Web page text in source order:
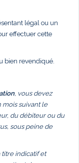
légal ou un
effectuer cette
bien revendiqué.
, vous devez
mois suivant le
du débiteur ou du
sous peine de
indicatif et